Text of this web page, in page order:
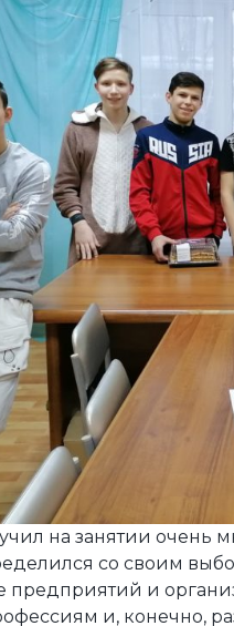
на занятии очень
со своим
и
и, конечно,